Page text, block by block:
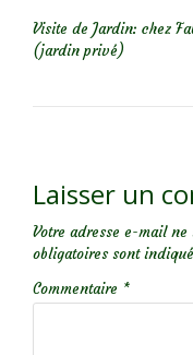
Visite de Jardin: chez
(jardin privé)
Laisser un
Votre adresse e-mail ne
obligatoires sont
Commentaire *